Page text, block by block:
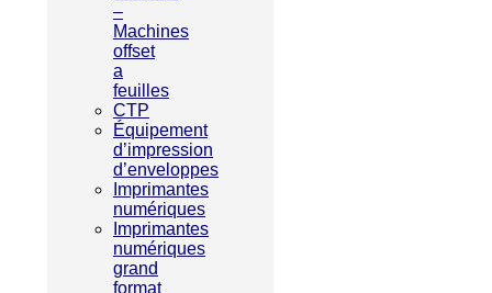
–
Machines
offset
a
feuilles
CTP
Équipement
d’impression
d’enveloppes
Imprimantes
numériques
Imprimantes
numériques
grand
format